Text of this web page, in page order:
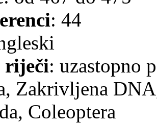
: 44
riječi: uzastopno
Zakrivljena
Coleoptera